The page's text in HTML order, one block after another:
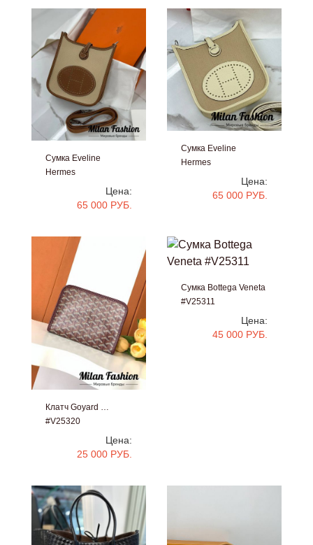
Сумка Eveline
Hermes
Цена:
65 000 РУБ.
Сумка Eveline
Hermes
Цена:
65 000 РУБ.
Клатч Goyard …
#V25320
Цена:
25 000 РУБ.
Сумка Bottega Veneta
#V25311
Цена:
45 000 РУБ.